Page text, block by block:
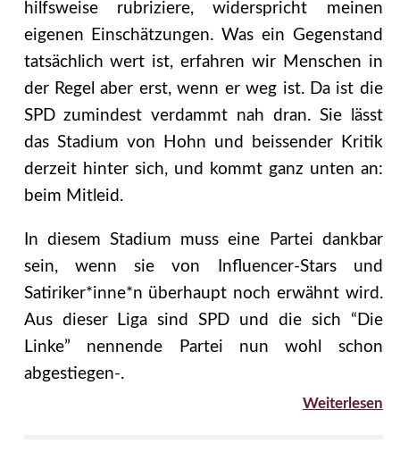
hilfsweise rubriziere, widerspricht meinen
eigenen Einschätzungen. Was ein Gegenstand
tatsächlich wert ist, erfahren wir Menschen in
der Regel aber erst, wenn er weg ist. Da ist die
SPD zumindest verdammt nah dran. Sie lässt
das Stadium von Hohn und beissender Kritik
derzeit hinter sich, und kommt ganz unten an:
beim Mitleid.
In diesem Stadium muss eine Partei dankbar
sein, wenn sie von Influencer-Stars und
Satiriker*inne*n überhaupt noch erwähnt wird.
Aus dieser Liga sind SPD und die sich “Die
Linke” nennende Partei nun wohl schon
abgestiegen-.
Weiterlesen